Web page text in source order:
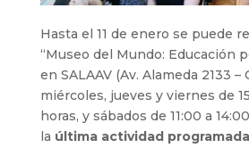
Hasta el 11 de enero se puede
“Museo del Mundo: Educación
en SALAAV (Av. Alameda 2133 –
miércoles, jueves y viernes de
horas, y sábados de 11:00 a
la última actividad